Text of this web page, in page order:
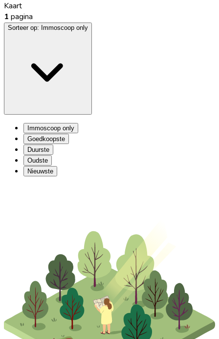
Kaart
1 pagina
Sorteer op: Immoscoop only
Immoscoop only
Goedkoopste
Duurste
Oudste
Nieuwste